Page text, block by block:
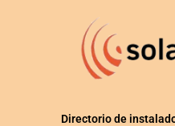
Directorio de